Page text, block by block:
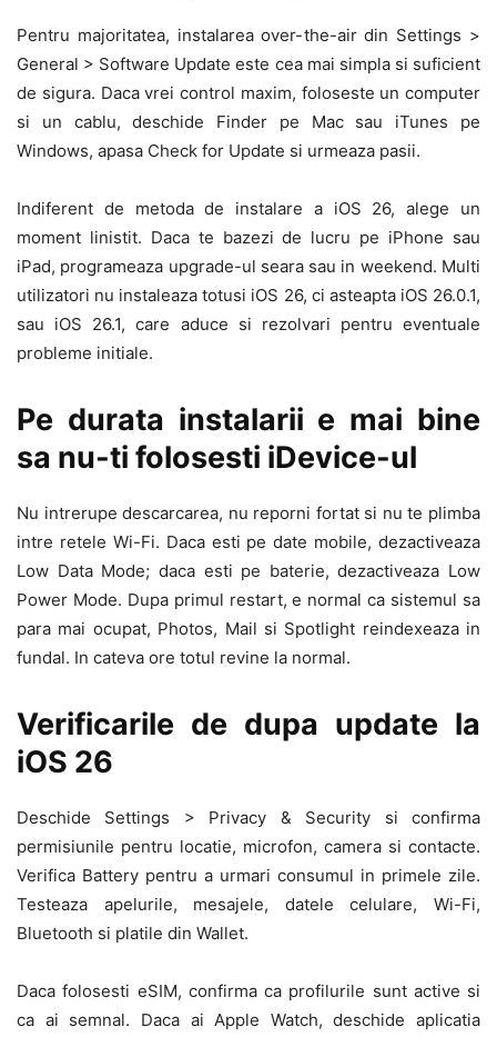
Pentru majoritatea, instalarea over-the-air din Settings >
General > Software Update este cea mai simpla si suficient
de sigura. Daca vrei control maxim, foloseste un computer
si un cablu, deschide Finder pe Mac sau iTunes pe
Windows, apasa Check for Update si urmeaza pasii.
Indiferent de metoda de instalare a iOS 26, alege un
moment linistit. Daca te bazezi de lucru pe iPhone sau
iPad, programeaza upgrade-ul seara sau in weekend. Multi
utilizatori nu instaleaza totusi iOS 26, ci asteapta iOS 26.0.1,
sau iOS 26.1, care aduce si rezolvari pentru eventuale
probleme initiale.
Pe durata instalarii e mai bine
sa nu-ti folosesti iDevice-ul
Nu intrerupe descarcarea, nu reporni fortat si nu te plimba
intre retele Wi-Fi. Daca esti pe date mobile, dezactiveaza
Low Data Mode; daca esti pe baterie, dezactiveaza Low
Power Mode. Dupa primul restart, e normal ca sistemul sa
para mai ocupat, Photos, Mail si Spotlight reindexeaza in
fundal. In cateva ore totul revine la normal.
Verificarile de dupa update la
iOS 26
Deschide Settings > Privacy & Security si confirma
permisiunile pentru locatie, microfon, camera si contacte.
Verifica Battery pentru a urmari consumul in primele zile.
Testeaza apelurile, mesajele, datele celulare, Wi-Fi,
Bluetooth si platile din Wallet.
Daca folosesti eSIM, confirma ca profilurile sunt active si
ca ai semnal. Daca ai Apple Watch, deschide aplicatia